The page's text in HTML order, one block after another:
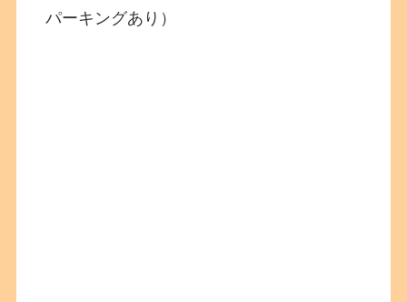
パーキングあり）